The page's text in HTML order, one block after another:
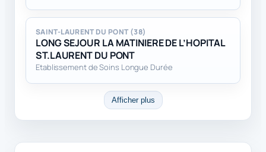
SAINT-LAURENT DU PONT (38)
LONG SEJOUR LA MATINIERE DE L’HOPITAL
ST.LAURENT DU PONT
Etablissement de Soins Longue Durée
Afficher plus